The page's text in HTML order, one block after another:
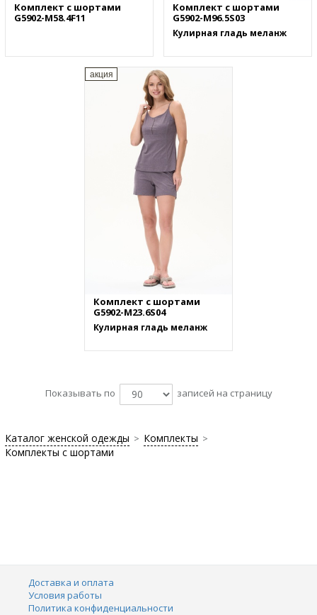
Комплект с шортами
G5902-M58.4F11
Комплект с шортами
G5902-M96.5S03
Кулирная гладь меланж
акция
Комплект с шортами
G5902-M23.6S04
Кулирная гладь меланж
Показывать по записей на страницу
Каталог женской одежды > Комплекты >
Комплекты с шортами
Доставка и оплата
Условия работы
Политика конфиденциальности